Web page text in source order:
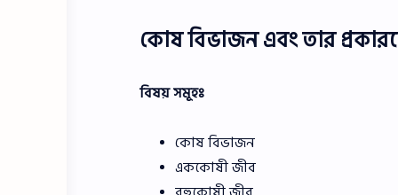
কোষ বিভাজন এবং তার
বিষয় সমূহঃ
কোষ বিভাজন
এককোষী জীব